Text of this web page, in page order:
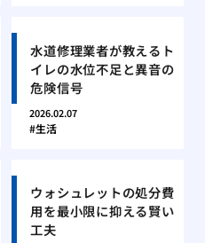
水道修理業者が教えるト
イレの水位不足と異音の
危険信号
2026.02.07
生活
ウォシュレットの処分費
用を最小限に抑える賢い
工夫